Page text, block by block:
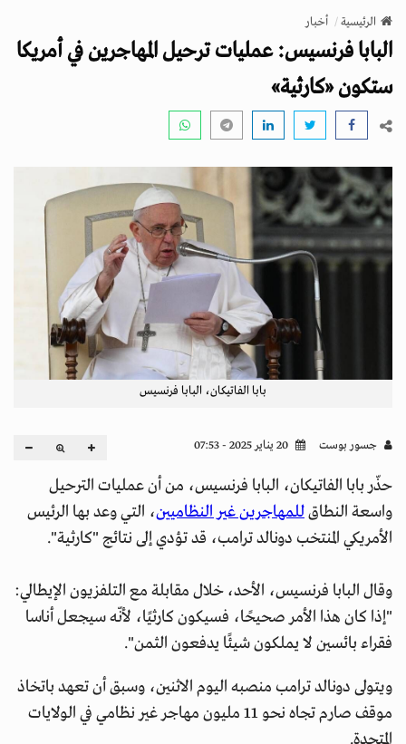
v
i
g
a
n
الرئيسية أخبار
البابا فرنسيس: عمليات ترحيل المهاجرين في أمريكا
ستكون «كارثية»
بابا الفاتيكان، البابا فرنسيس
جسور بوست
حذّر بابا الفاتيكان، البابا فرنسيس، من أن عمليات الترحيل
واسعة النطاقللمهاجرين غير النظاميين، التي وعد بها الرئيس
الأمريكي المنتخب دونالد ترامب، قد تؤدي إلى نتائج "كارثية".
وقال البابا فرنسيس، الأحد، خلال مقابلة مع التلفزيون الإيطالي:
"إذا كان هذا الأمر صحيحًا، فسيكون كارثيًا، لأنّه سيجعل أناسا
فقراء بائسين لا يملكون شيئًا يدفعون الثمن".
ويتولى دونالد ترامب منصبه اليوم الاثنين، وسبق أن تعهد باتخاذ
موقف صارم تجاه نحو 11 مليون مهاجر غير نظامي في الولايات